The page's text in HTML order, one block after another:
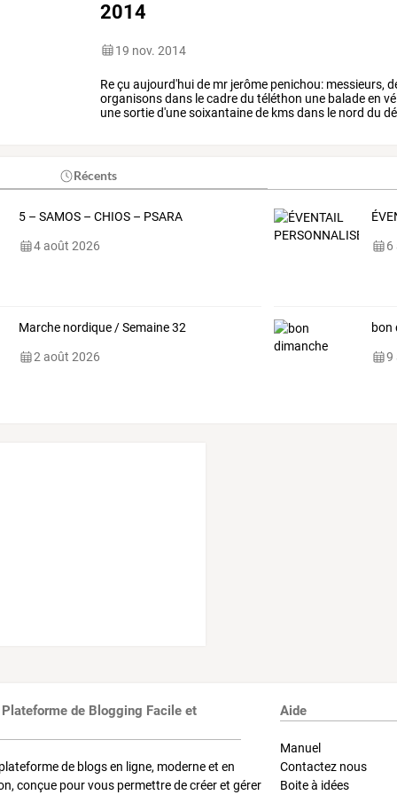
2014
19 nov. 2014
Reçu aujourd'huide mr jerôme penichou: messieurs,
organisonsdans lecadredu téléthon une baladeen
unesortied'unesoixantainede kmsdans le nord du
Récents
5 – SAMOS – CHIOS – PSARA
4 août 2026 6
Marche nordique / Semaine 32
2 août 2026
bon
9
de Blogging Facile et
de blogs en ligne, moderne et en
conçue pour vous permettre de créer et gérer
Aide
Manuel
Contactez nous
Boite à idées